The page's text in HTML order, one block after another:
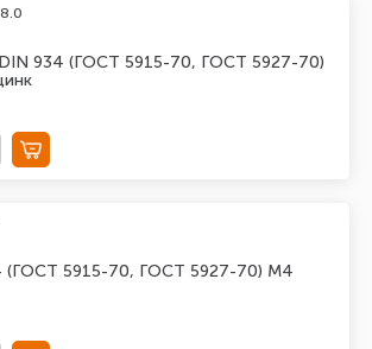
DIN 934 (ГОСТ 5915-70, ГОСТ 5927-70)
(ГОСТ 5915-70, ГОСТ 5927-70) М4